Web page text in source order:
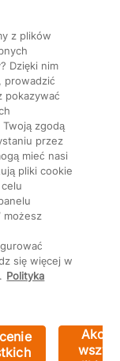
z plików
Dzięki nim
prowadzić
pokazywać
zgodą
przez
mieć nasi
pliki cookie
możesz
się więcej w
Polityka